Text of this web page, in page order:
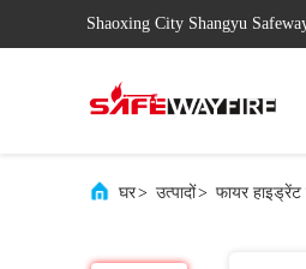
Shaoxing City Shangyu
घर> उत्पादों> फायर हाइड्रेंट